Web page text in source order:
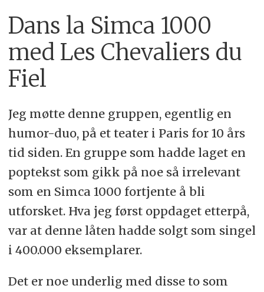
Dans la Simca 1000
med Les Chevaliers du
Fiel
Jeg møtte denne gruppen, egentlig en
humor-duo, på et teater i Paris for 10 års
tid siden. En gruppe som hadde laget en
poptekst som gikk på noe så irrelevant
som en Simca 1000 fortjente å bli
utforsket. Hva jeg først oppdaget etterpå,
var at denne låten hadde solgt som singel
i 400.000 eksemplarer.
Det er noe underlig med disse to som